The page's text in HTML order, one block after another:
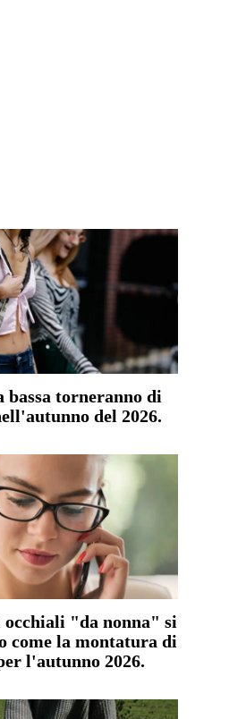
bassa torneranno di
del 2026.
occhiali "da nonna" si
come la montatura di
l'autunno 2026.